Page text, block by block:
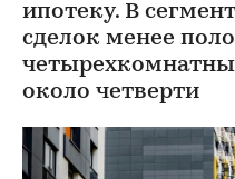
ипотеку. В
сделок менее
около четверти